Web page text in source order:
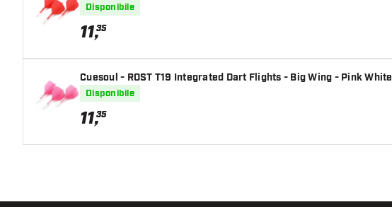
Disponibile
11,35
Cuesoul - ROST T19 Integrated Dart Flights - Big Wing - Pink White
Disponibile
11,35